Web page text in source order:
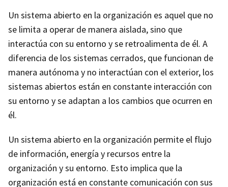
Un sistema abierto en la organización es aquel que no
se limita a operar de manera aislada, sino que
interactúa con su entorno y se retroalimenta de él. A
diferencia de los sistemas cerrados, que funcionan de
manera autónoma y no interactúan con el exterior, los
sistemas abiertos están en constante interacción con
su entorno y se adaptan a los cambios que ocurren en
él.
Un sistema abierto en la organización permite el flujo
de información, energía y recursos entre la
organización y su entorno. Esto implica que la
organización está en constante comunicación con sus